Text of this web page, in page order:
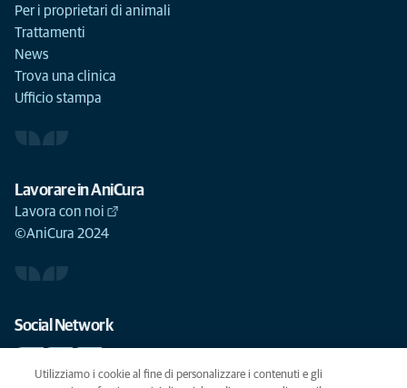
Per i proprietari di animali
Trattamenti
News
Trova una clinica
Ufficio stampa
Lavorare in AniCura
Lavora con noi
©AniCura 2024
Social Network
Utilizziamo i cookie al fine di personalizzare i contenuti e gli